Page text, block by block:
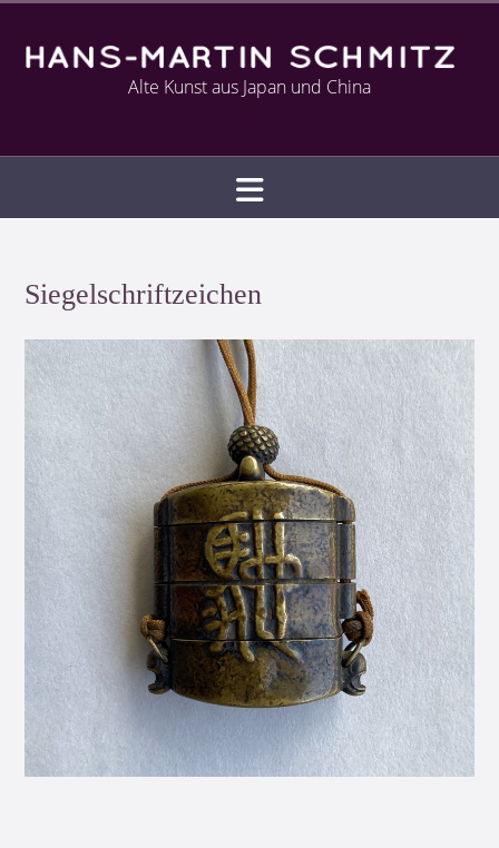
Alte Kunst aus Japan und China
Siegelschriftzeichen